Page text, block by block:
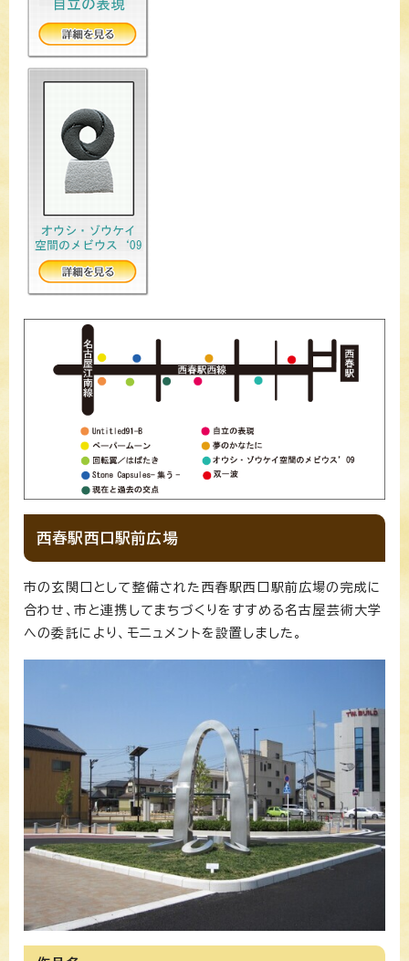
西春駅西口駅前広場
市の玄関口として整備された西春駅西口駅前広場の完成に
合わせ、市と連携してまちづくりをすすめる名古屋芸術大学
への委託により、モニュメントを設置しました。